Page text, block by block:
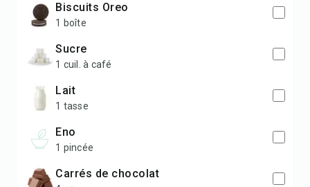
Biscuits Oreo
1 boîte
Sucre
1 cuil. à café
Lait
1 tasse
Eno
1 pincée
Carrés de chocolat